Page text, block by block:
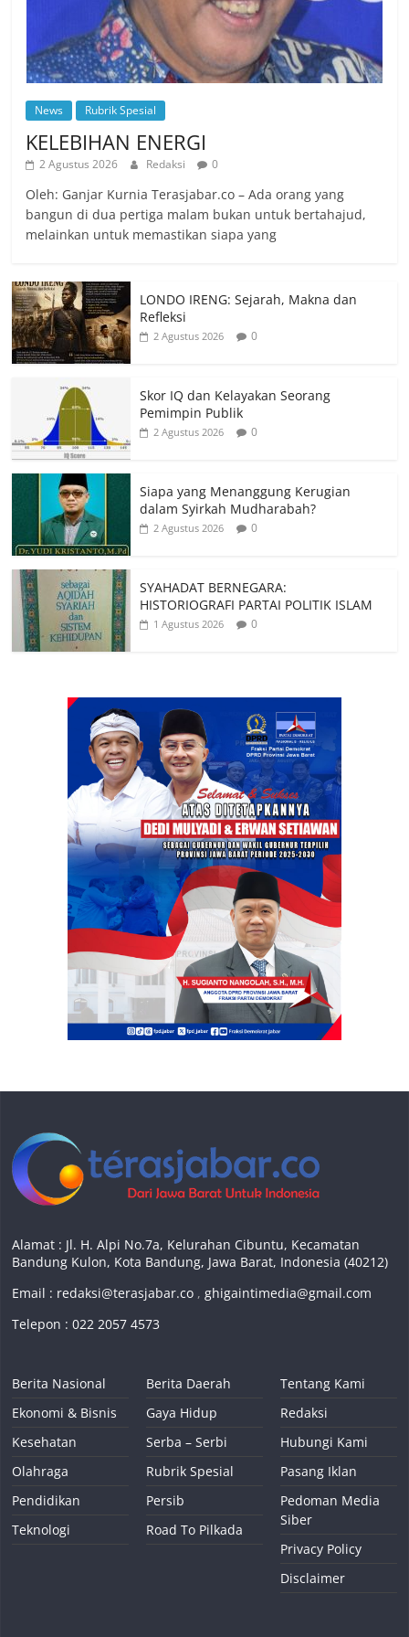
News Rubrik Spesial
KELEBIHAN ENERGI
2 Agustus 2026 Redaksi 0
Oleh: Ganjar Kurnia Terasjabar.co – Ada orang yang
bangun di dua pertiga malam bukan untuk bertahajud,
melainkan untuk memastikan siapa yang
LONDO IRENG: Sejarah, Makna dan
Refleksi
2 Agustus 2026 0
Skor IQ dan Kelayakan Seorang
Pemimpin Publik
2 Agustus 2026 0
Siapa yang Menanggung Kerugian
dalam Syirkah Mudharabah?
2 Agustus 2026 0
SYAHADAT BERNEGARA:
HISTORIOGRAFI PARTAI POLITIK ISLAM
1 Agustus 2026 0
Alamat : Jl. H. Alpi No.7a, Kelurahan Cibuntu, Kecamatan
Bandung Kulon, Kota Bandung, Jawa Barat, Indonesia (40212)
Email : redaksi@terasjabar.co ,ghigaintimedia@gmail.com
Telepon : 022 2057 4573
Berita Nasional
Ekonomi & Bisnis
Kesehatan
Olahraga
Pendidikan
Teknologi
Berita Daerah
Gaya Hidup
Serba – Serbi
Rubrik Spesial
Persib
Road To Pilkada
Tentang Kami
Redaksi
Hubungi Kami
Pasang Iklan
Pedoman Media
Siber
Privacy Policy
Disclaimer